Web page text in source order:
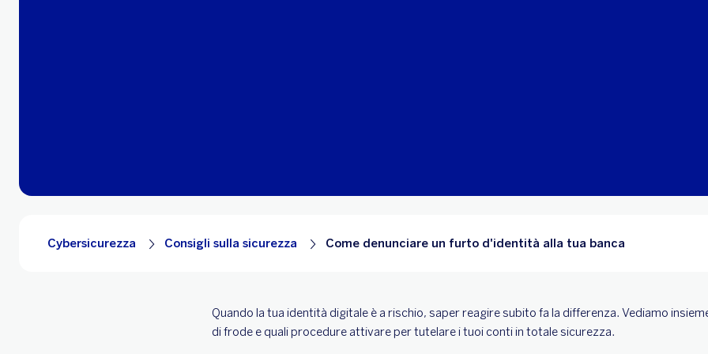
Cybersicurezza Consigli sulla sicurezza Come denunciare un furto d'identità alla tua banca
Quando la tua identità digitale è a rischio, saper reagire subito fa la differenza. Vediamo
di frode e quali procedure attivare per tutelare i tuoi conti in totale sicurezza.